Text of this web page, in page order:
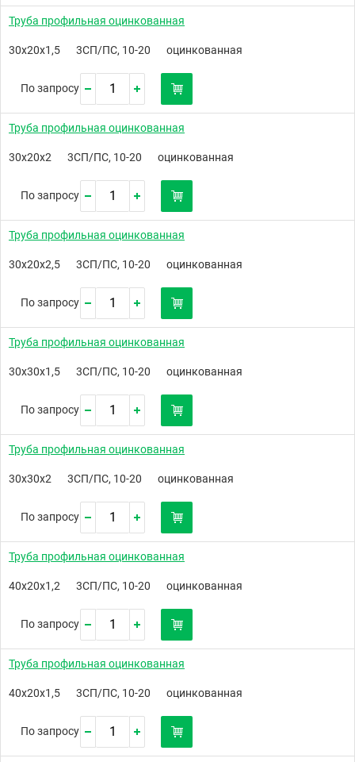
Труба профильная оцинкованная
30х20х1,5 3СП/ПС, 10-20 оцинкованная
По запросу
Труба профильная оцинкованная
30х20х2 3СП/ПС, 10-20 оцинкованная
По запросу
Труба профильная оцинкованная
30х20х2,5 3СП/ПС, 10-20 оцинкованная
По запросу
Труба профильная оцинкованная
30х30х1,5 3СП/ПС, 10-20 оцинкованная
По запросу
Труба профильная оцинкованная
30х30х2 3СП/ПС, 10-20 оцинкованная
По запросу
Труба профильная оцинкованная
40х20х1,2 3СП/ПС, 10-20 оцинкованная
По запросу
Труба профильная оцинкованная
40х20х1,5 3СП/ПС, 10-20 оцинкованная
По запросу